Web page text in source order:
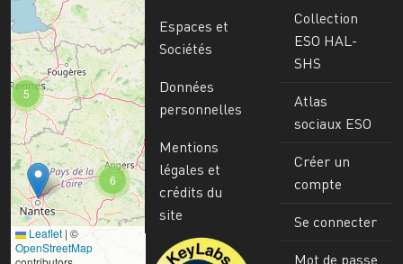
6
5
Leaflet | ©
OpenStreetMap
Espaces et
Sociétés
Données
personnelles
Mentions
légales et
crédits du
site
Image
Collection
ESO HAL-
SHS
Atlas
sociaux ESO
Créer un
compte
Se connecter
Mot de passe